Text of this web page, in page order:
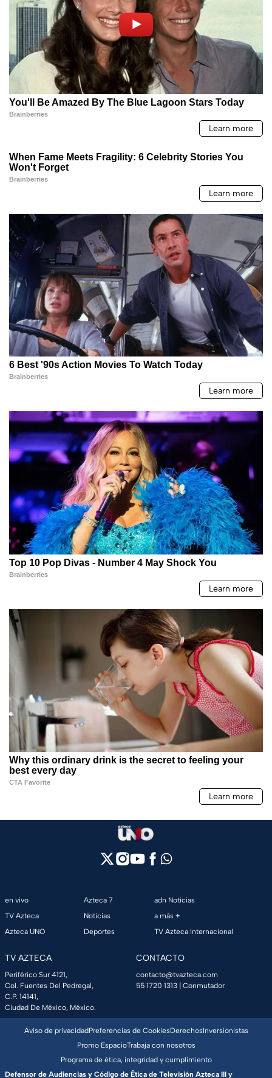
en vivo
TV Azteca
Azteca UNO
Azteca 7
Noticias
Deportes
adn Noticias
a más +
TV Azteca Internacional
TV AZTECA
Periférico Sur 4121,
Col. Fuentes Del Pedregal,
C.P. 14141,
Ciudad De México, México.
CONTACTO
contacto@tvazteca.com
55 1720 1313 | Conmutador
Aviso de privacidadPreferencias de CookiesDerechosInversionistas
Promo EspacioTrabaja con nosotros
Programa de ética, integridad y cumplimiento
Defensor de Audiencias y Código de Ética de Televisión Azteca III y